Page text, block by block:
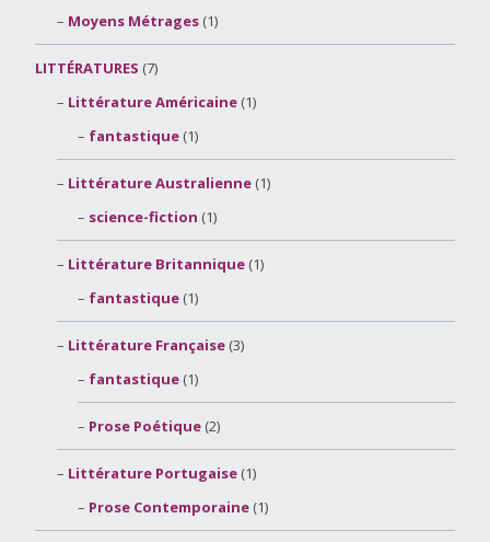
Moyens Métrages(1)
LITTÉRATURES (7)
Littérature Américaine(1)
fantastique (1)
Littérature Australienne(1)
science-fiction (1)
Littérature Britannique(1)
fantastique (1)
Littérature Française(3)
fantastique (1)
Prose Poétique (2)
Littérature Portugaise(1)
Prose Contemporaine (1)